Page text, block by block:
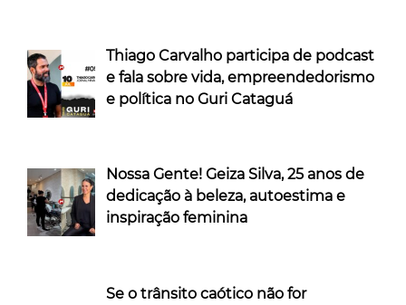
Thiago Carvalho participa de podcast
e fala sobre vida, empreendedorismo
e política no Guri Cataguá
Nossa Gente! Geiza Silva, 25 anos de
dedicação à beleza, autoestima e
inspiração feminina
Se o trânsito caótico não for